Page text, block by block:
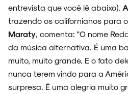
entrevista que você lê abaixo).
trazendo os californianos para
Maraty, comenta: "O nome
da música alternativa. É uma
muito, muito grande. E o fato
nunca terem vindo para a
surpresa. É uma alegria muito